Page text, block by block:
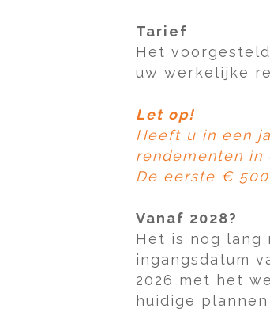
Tarief
Het
uw werkelijke
Let op!
Heeft u in een
rendementen
De eerste €
Vanaf 2028?
Het is nog lang
ingangsdatum
2026 met het
huidige